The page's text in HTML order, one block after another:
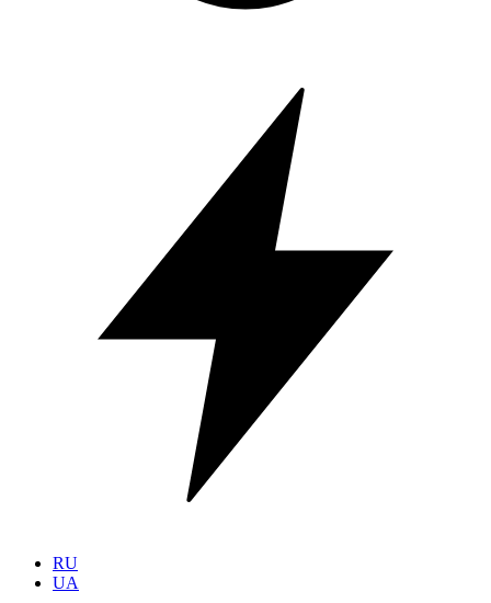
RU
UA